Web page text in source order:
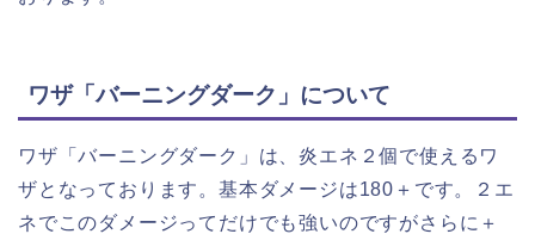
ワザ「バーニングダーク」について
ワザ「バーニングダーク」は、炎エネ２個で使えるワ
ザとなっております。基本ダメージは180＋です。２エ
ネでこのダメージってだけでも強いのですがさらに＋